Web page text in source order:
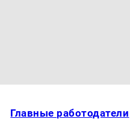
Главные работодатели